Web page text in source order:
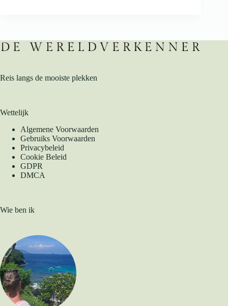
Reis langs de mooiste plekken
Wettelijk
Algemene Voorwaarden
Gebruiks Voorwaarden
Privacybeleid
Cookie Beleid
GDPR
DMCA
Wie ben ik